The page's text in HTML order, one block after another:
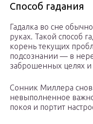
Способ гадания
Гадалка во сне
руках. Такой способ
корень текущих
подсознании — в
заброшенных целях и
Сонник Миллера
невыполненное
покоя и портит